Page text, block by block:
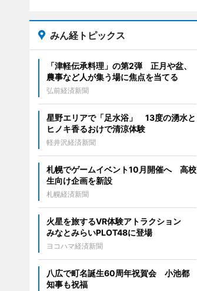
みん経トピックス
「津軽伝承料理」の第2弾 正月や盆、
農事など人が集う場に焦点を当てる
弘前経済新聞
星野エリアで「足水浴」 13度の湧水と
ヒノキ香るおけで清涼体験
軽井沢経済新聞
札幌でゲームイベント10月開催へ 高校
生向け企画を新設
札幌経済新聞
火星を旅するVR体験アトラクション
みなとみらいPLOT48に登場
ヨコハマ経済新聞
八広で町名誕生60周年祝賀会 小池都
知事も祝福